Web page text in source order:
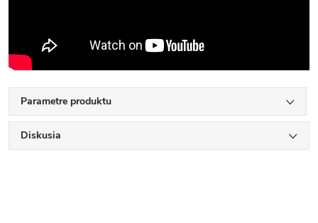
Parametre produktu
Diskusia